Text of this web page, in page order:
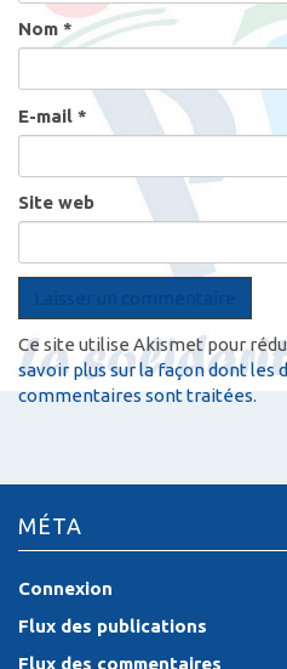
Nom *
E-mail *
Site web
Ce site utilise Akismet pour
savoir plus sur la façon dont les
commentaires sont traitées.
MÉTA
Connexion
Flux des publications
Flux des commentaires